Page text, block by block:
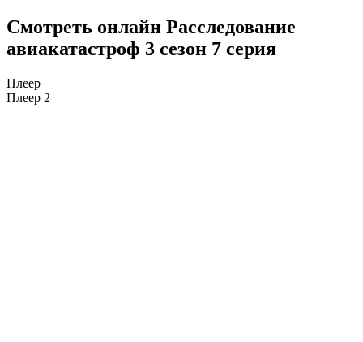
Смотреть онлайн Расследование
авиакатастроф 3 сезон 7 серия
Плеер
Плеер 2